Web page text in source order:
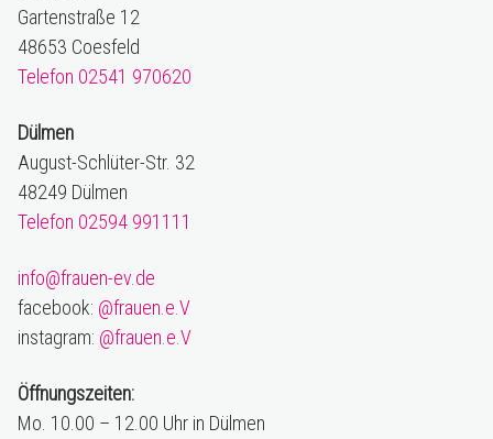
Gartenstraße 12
48653 Coesfeld
Telefon 02541 970620
Dülmen
August-Schlüter-Str. 32
48249 Dülmen
Telefon 02594 991111
info@frauen-ev.de
facebook: @frauen.e.V
instagram: @frauen.e.V
Öffnungszeiten:
Mo. 10.00 – 12.00 Uhr in Dülmen